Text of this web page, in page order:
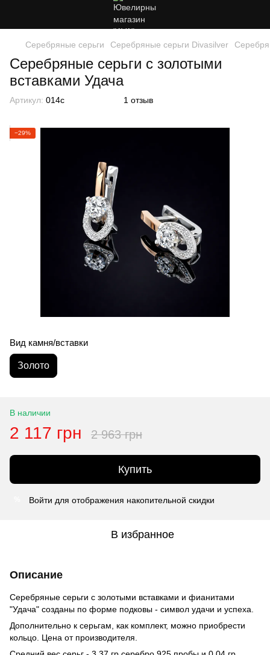
Серебряные серьги Серебряные серьги Divasilver
Серебряные серьги с золотыми
вставками Удача
Артикул: 014с 1 отзыв
−29%
Вид камня/вставки
Золото
В наличии
2 117 грн 2 963 грн
Купить
Войти для отображения накопительной скидки
В избранное
Описание
Серебряные серьги с золотыми вставками и фианитами
"Удача" созданы по форме подковы - символ удачи и успеха.
Дополнительно к серьгам, как комплект, можно приобрести
кольцо. Цена от производителя.